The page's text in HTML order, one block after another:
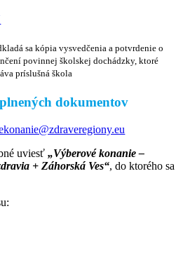
sa kópia vysvedčenia a potvrdenie o
povinnej školskej dochádzky, ktoré
príslušná škola
dokumentov
uviesť„Výberové konanie –
+ Záhorská Ves“, do ktorého sa